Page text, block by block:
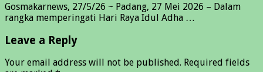
Gosmakarnews, 27/5/26 ~ Padang, 27 Mei 2026 – Dalam
rangka memperingati Hari Raya Idul Adha …
Leave a Reply
Your email address will not be published. Required fields